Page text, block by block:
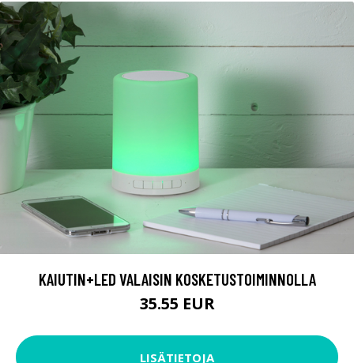
KAIUTIN+LED VALAISIN KOSKETUSTOIMINNOLLA
35.55 EUR
LISÄTIETOJA